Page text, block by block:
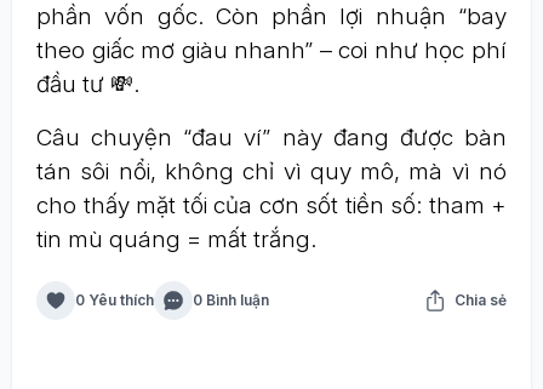
phần vốn gốc. Còn phần lợi nhuận “bay
theo giấc mơ giàu nhanh” – coi như học phí
đầu tư 💸.
Câu chuyện “đau ví” này đang được bàn
tán sôi nổi, không chỉ vì quy mô, mà vì nó
cho thấy mặt tối của cơn sốt tiền số: tham +
tin mù quáng = mất trắng.
0 Yêu thích 0 Bình luận Chia sẻ